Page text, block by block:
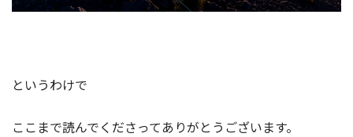
というわけで
ここまで読んでくださってありがとうございます。